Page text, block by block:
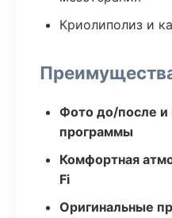
Криолиполиз и
Фото до/после и
программы
Комфортная
Fi
Оригинальные